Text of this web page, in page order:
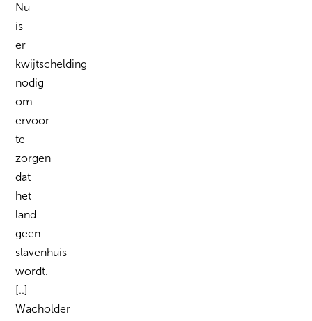
Nu
is
er
kwijtschelding
nodig
om
ervoor
te
zorgen
dat
het
land
geen
slavenhuis
wordt.
[..]
Wacholder